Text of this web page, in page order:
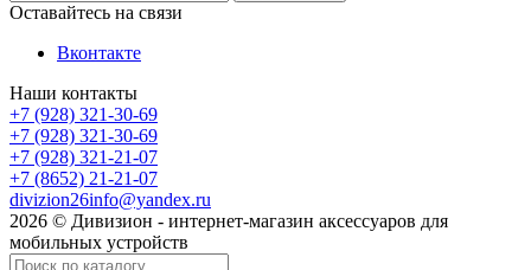
Оставайтесь на связи
Вконтакте
Наши контакты
+7 (928) 321-30-69
+7 (928) 321-30-69
+7 (928) 321-21-07
+7 (8652) 21-21-07
divizion26info@yandex.ru
2026 © Дивизион - интернет-магазин аксессуаров для
мобильных устройств